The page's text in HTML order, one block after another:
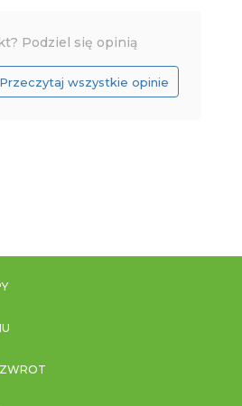
Podziel się opinią
Przeczytaj wszystkie opinie